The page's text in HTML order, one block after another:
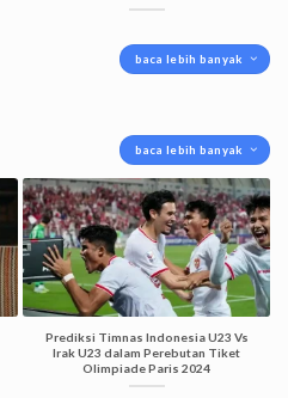
baca lebih banyak
baca lebih banyak
Prediksi Timnas Indonesia U23 Vs
Irak U23 dalam Perebutan Tiket
Olimpiade Paris 2024